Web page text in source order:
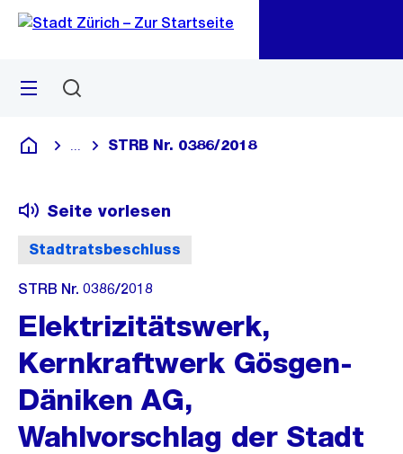
Navigation
Sprunglink
Menü
Deutsch
Blende alle Breadcrumbs ein
STRB Nr. 0386/2018
Stadtratsbeschluss
Seite vorlesen
STRB Nr. 0386/2018
Elektrizitätswerk,
Kernkraftwerk Gösgen-
Däniken AG,
Wahlvorschlag der Stadt